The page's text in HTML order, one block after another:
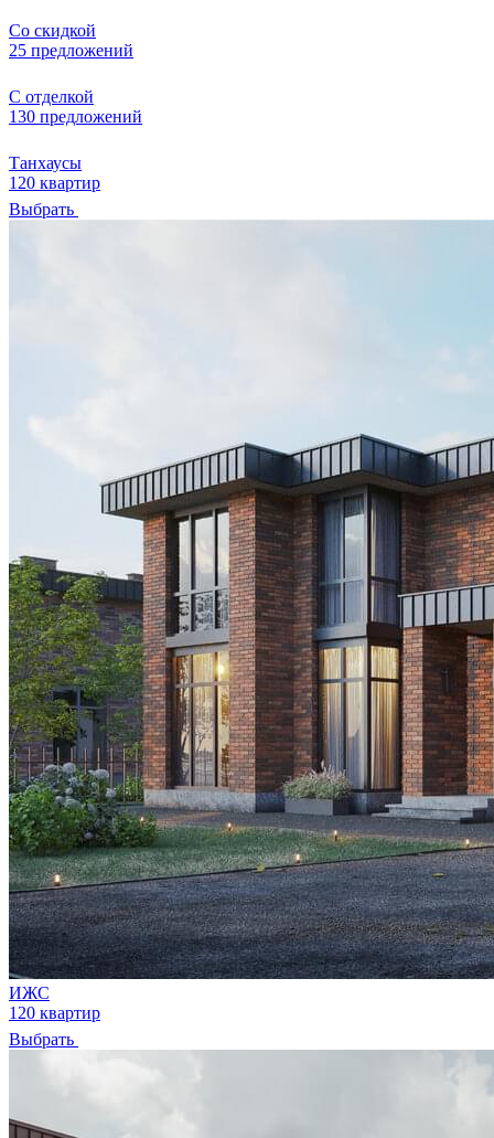
Со скидкой
25 предложений
С отделкой
130 предложений
Танхаусы
120 квартир
Выбрать
ИЖС
120 квартир
Выбрать